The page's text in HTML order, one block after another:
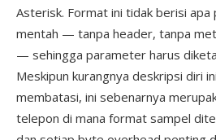
Asterisk. Format ini tidak berisi apa
mentah — tanpa header, tanpa
— sehingga parameter harus
Meskipun kurangnya deskripsi diri
membatasi, ini sebenarnya
telepon di mana format sampel